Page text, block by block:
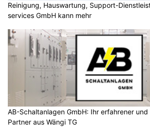
Reinigung, Hauswartung, Support-
services GmbH kann mehr
AB-Schaltanlagen GmbH: Ihr erfahrener
Partner aus Wängi TG